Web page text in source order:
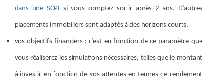
dans une SCPI si vous comptez sortir après 2 ans. D’autres
placements immobiliers sont adaptés à des horizons courts.
vos objectifs financiers : c’est en fonction de ce paramètre que
vous réaliserez les simulations nécessaires, telles que le montant
à investir en fonction de vos attentes en termes de rendement